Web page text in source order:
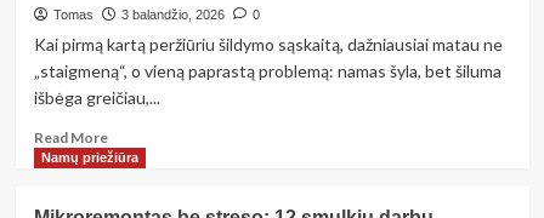
vs.
tradicinė
siurbimo/valymo
sistema
—
geriau
jūsų
Tomas 3 balandžio, 2026 0
Kai pirmą kartą peržiūriu šildymo sąskaitą, dažniausiai matau ne
„staigmeną“, o vieną paprastą problemą: namas šyla, bet šiluma
išbėga greičiau,...
Read MoreRead
more
Namų priežiūra